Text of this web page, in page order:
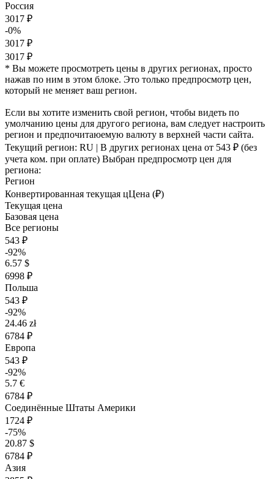
Россия
3017 ₽
-0%
3017 ₽
3017 ₽
* Вы можете просмотреть цены в других регионах, просто
нажав по ним в этом блоке. Это только предпросмотр цен,
который не меняет ваш регион.
Если вы хотите изменить свой регион, чтобы видеть по
умолчанию цены для другого региона, вам следует настроить
регион и предпочитаюемую валюту в верхней части сайта.
Текущий регион: RU | В других регионах цена от 543 ₽ (без
учета ком. при оплате) Выбран предпросмотр цен для
региона:
Регион
Конвертированная текущая цЦена (₽)
Текущая цена
Базовая цена
Все регионы
543 ₽
-92%
6.57 $
6998 ₽
Польша
543 ₽
-92%
24.46 zł
6784 ₽
Европа
543 ₽
-92%
5.7 €
6784 ₽
Соединённые Штаты Америки
1724 ₽
-75%
20.87 $
6784 ₽
Азия